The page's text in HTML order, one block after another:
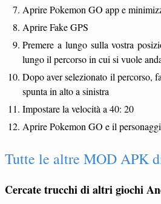
Aprire Pokemon GO app e
Aprire Fake GPS
Premere a lungo sulla vostra
lungo il percorso in cui si vuole
Dopo aver selezionato il percorso,
spunta in alto a sinistra
Impostare la velocità a 40: 20
Aprire Pokemon GO e il
Tutte le altre MOD APK
Cercate trucchi di altri giochi